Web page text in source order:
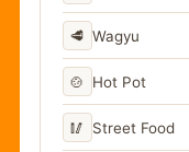
🥩 Wagyu
🍲 Hot Pot
🥢 Street Food